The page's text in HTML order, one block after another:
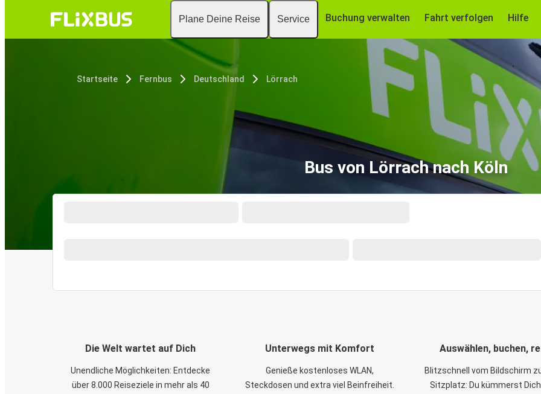
Plane Deine Reise Service Buchung verwalten Fahrt verfolgen Hilfe
Startseite Fernbus Deutschland Lörrach
Bus von Lörrach nach Köln
Die Welt wartet auf Dich
Unendliche Möglichkeiten: Entdecke
über 8.000 Reiseziele in mehr als 40
Unterwegs mit Komfort
Genieße kostenloses WLAN,
Steckdosen und extra viel Beinfreiheit.
Auswählen, buchen,
Blitzschnell vom Bildschirm
Sitzplatz: Du kümmerst